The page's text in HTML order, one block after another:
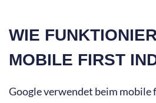
WIE
MOBILE FIRST
Google verwendet beim mobile